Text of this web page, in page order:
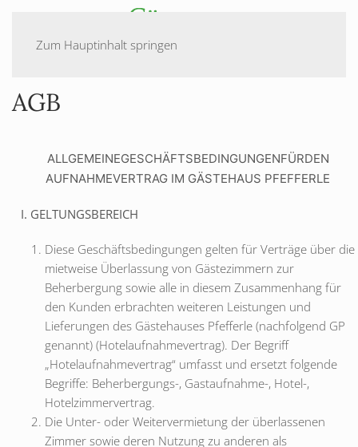
Zum Hauptinhalt springen
AGB
ALLGEMEINEGESCHÄFTSBEDINGUNGENFÜRDEN
AUFNAHMEVERTRAG IM GÄSTEHAUS PFEFFERLE
I. GELTUNGSBEREICH
Diese Geschäftsbedingungen gelten für Verträge über die
mietweise Überlassung von Gästezimmern zur
Beherbergung sowie alle in diesem Zusammenhang für
den Kunden erbrachten weiteren Leistungen und
Lieferungen des Gästehauses Pfefferle (nachfolgend GP
genannt) (Hotelaufnahmevertrag). Der Begriff
„Hotelaufnahmevertrag“ umfasst und ersetzt folgende
Begriffe: Beherbergungs-, Gastaufnahme-, Hotel-,
Hotelzimmervertrag.
Die Unter- oder Weitervermietung der überlassenen
Zimmer sowie deren Nutzung zu anderen als